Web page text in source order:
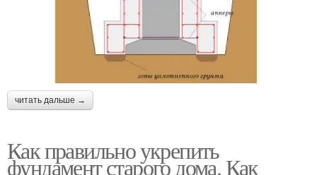
читать дальше →
Как правильно укрепить
фундамент старого дома. Как